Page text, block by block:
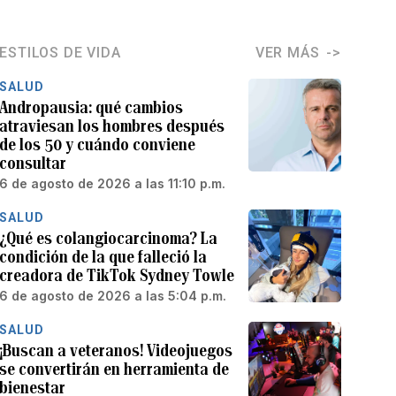
ESTILOS DE VIDA VER MÁS
SALUD
Andropausia: qué cambios
atraviesan los hombres después
de los 50 y cuándo conviene
consultar
6 de agosto de 2026 a las 11:10 p.m.
SALUD
¿Qué es colangiocarcinoma? La
condición de la que falleció la
creadora de TikTok Sydney Towle
6 de agosto de 2026 a las 5:04 p.m.
SALUD
¡Buscan a veteranos! Videojuegos
se convertirán en herramienta de
bienestar